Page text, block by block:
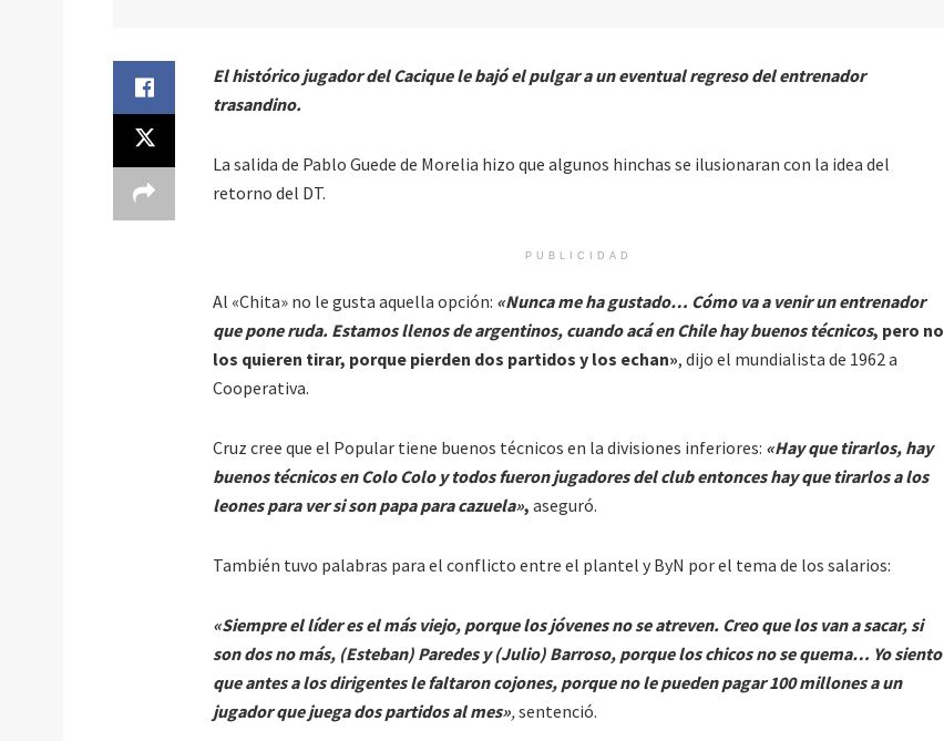
El histórico jugador del Cacique le bajó el pulgar a un eventual regreso del entrenador
trasandino.
La salida de Pablo Guede de Morelia hizo que algunos hinchas se ilusionaran con la idea del
retorno del DT.
PUBLICIDAD
Al «Chita» no le gusta aquella opción: «Nunca me ha gustado… Cómo va a venir un entrenador
que pone ruda. Estamos llenos de argentinos, cuando acá en Chile hay buenos técnicos, pero no
los quieren tirar, porque pierden dos partidos y los echan», dijo el mundialista de 1962 a
Cooperativa.
Cruz cree que el Popular tiene buenos técnicos en la divisiones inferiores: «Hay que tirarlos, hay
buenos técnicos en Colo Colo y todos fueron jugadores del club entonces hay que tirarlos a los
leones para ver si son papa para cazuela», aseguró.
También tuvo palabras para el conflicto entre el plantel y ByN por el tema de los salarios:
«Siempre el líder es el más viejo, porque los jóvenes no se atreven. Creo que los van a sacar, si
son dos no más, (Esteban) Paredes y (Julio) Barroso, porque los chicos no se quema… Yo siento
que antes a los dirigentes le faltaron cojones, porque no le pueden pagar 100 millones a un
jugador que juega dos partidos al mes»,sentenció.